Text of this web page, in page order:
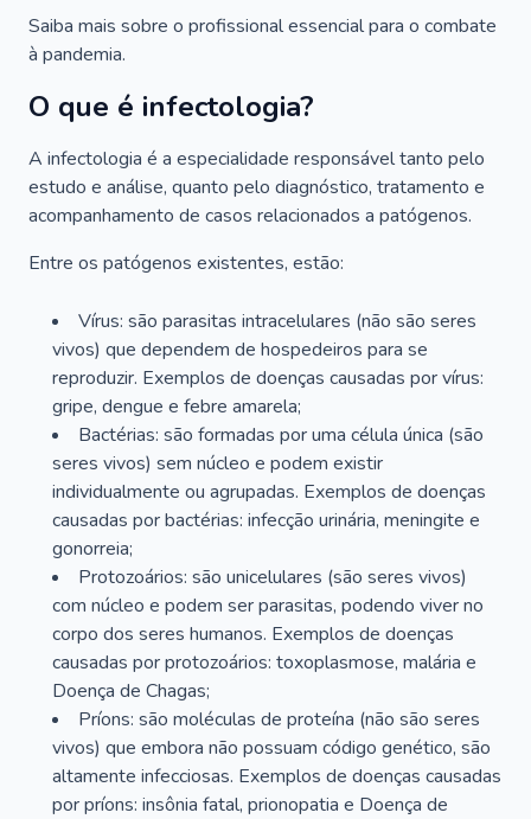
Saiba mais sobre o profissional essencial para o combate
à pandemia.
O que é infectologia?
A infectologia é a especialidade responsável tanto pelo
estudo e análise, quanto pelo diagnóstico, tratamento e
acompanhamento de casos relacionados a patógenos.
Entre os patógenos existentes, estão:
Vírus: são parasitas intracelulares (não são seres
vivos) que dependem de hospedeiros para se
reproduzir. Exemplos de doenças causadas por vírus:
gripe, dengue e febre amarela;
Bactérias: são formadas por uma célula única (são
seres vivos) sem núcleo e podem existir
individualmente ou agrupadas. Exemplos de doenças
causadas por bactérias: infecção urinária, meningite e
gonorreia;
Protozoários: são unicelulares (são seres vivos)
com núcleo e podem ser parasitas, podendo viver no
corpo dos seres humanos. Exemplos de doenças
causadas por protozoários: toxoplasmose, malária e
Doença de Chagas;
Príons: são moléculas de proteína (não são seres
vivos) que embora não possuam código genético, são
altamente infecciosas. Exemplos de doenças causadas
por príons: insônia fatal, prionopatia e Doença de